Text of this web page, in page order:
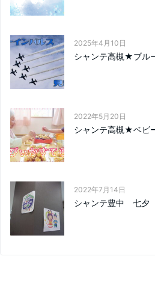
2025年4月10日
シャンテ高槻★ブル
2022年5月20日
シャンテ高槻★ベビ
2022年7月14日
シャンテ豊中 七夕